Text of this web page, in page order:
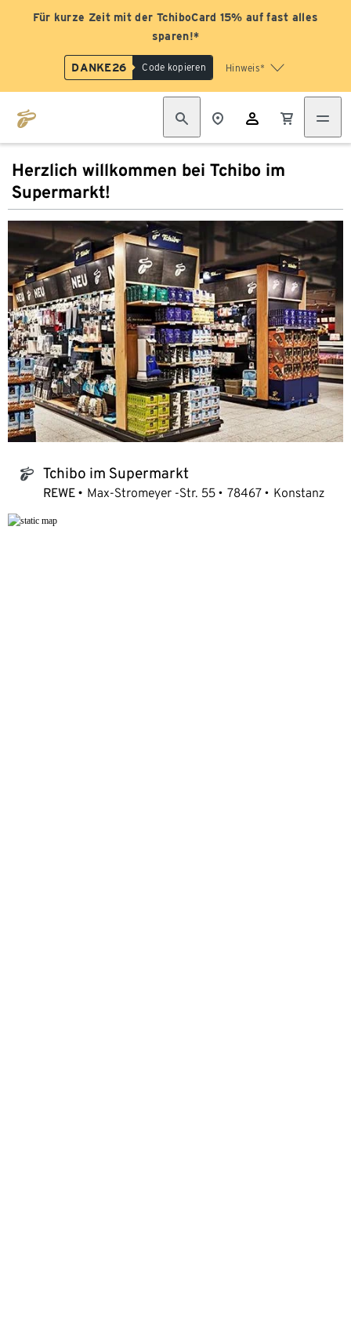
Für kurze Zeit mit der TchiboCard 15% auf fast alles
sparen!*
DANKE26 Code kopieren Hinweis*
Herzlich willkommen bei Tchibo im
Supermarkt!
tchibo_logo Tchibo im Supermarkt
REWE Max-Stromeyer -Str. 55 78467 Konstanz